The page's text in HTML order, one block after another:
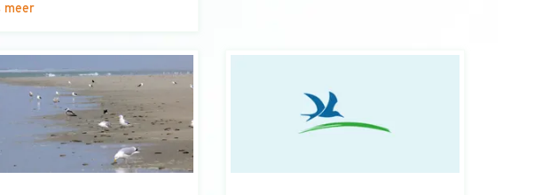
meer